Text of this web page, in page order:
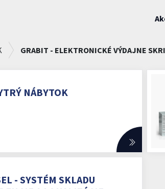
GRABIT - ELEKTRONICKÉ VÝDAJNE
NÁBYTOK
- SYSTÉM SKLADU